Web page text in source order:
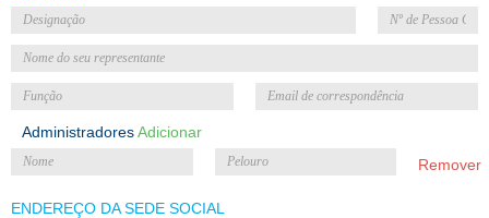
AdministradoresAdicionar
Remover
ENDEREÇO DA SEDE SOCIAL